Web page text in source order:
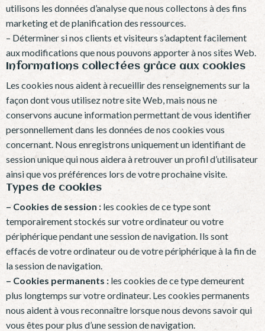
utilisons les données d’analyse que nous collectons à des fins
marketing et de planification des ressources.
– Déterminer si nos clients et visiteurs s’adaptent facilement
aux modifications que nous pouvons apporter à nos sites Web.
Informations collectées grâce aux cookies
Les cookies nous aident à recueillir des renseignements sur la
façon dont vous utilisez notre site Web, mais nous ne
conservons aucune information permettant de vous identifier
personnellement dans les données de nos cookies vous
concernant. Nous enregistrons uniquement un identifiant de
session unique qui nous aidera à retrouver un profil d’utilisateur
ainsi que vos préférences lors de votre prochaine visite.
Types de cookies
– Cookies de session : les cookies de ce type sont
temporairement stockés sur votre ordinateur ou votre
périphérique pendant une session de navigation. Ils sont
effacés de votre ordinateur ou de votre périphérique à la fin de
la session de navigation.
– Cookies permanents :les cookies de ce type demeurent
plus longtemps sur votre ordinateur. Les cookies permanents
nous aident à vous reconnaître lorsque nous devons savoir qui
vous êtes pour plus d’une session de navigation.